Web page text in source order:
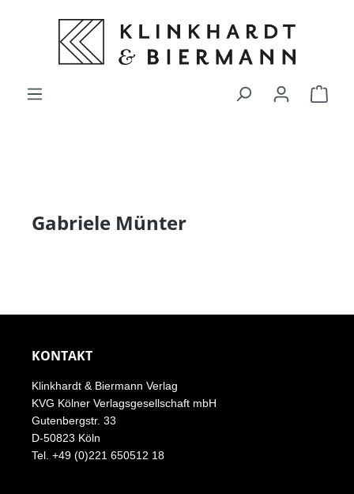
springen
Gabriele Münter
KONTAKT
Klinkhardt & Biermann Verlag
KVG Kölner Verlagsgesellschaft mbH
Gutenbergstr. 33
D-50823 Köln
Tel. +49 (0)221 650512 18